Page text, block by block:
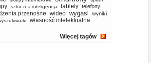
sztuczna inteligencja tablety telefony
przenośne wideo wygasl
wyniki
własność intelektualna
Więcej tagów